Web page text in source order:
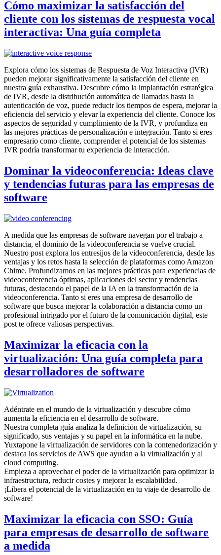
Cómo maximizar la satisfacción del
cliente con los sistemas de respuesta vocal
interactiva: Una guía completa
Explora cómo los sistemas de Respuesta de Voz Interactiva (IVR)
pueden mejorar significativamente la satisfacción del cliente en
nuestra guía exhaustiva. Descubre cómo la implantación estratégica
de IVR, desde la distribución automática de llamadas hasta la
autenticación de voz, puede reducir los tiempos de espera, mejorar la
eficiencia del servicio y elevar la experiencia del cliente. Conoce los
aspectos de seguridad y cumplimiento de la IVR, y profundiza en
las mejores prácticas de personalización e integración. Tanto si eres
empresario como cliente, comprender el potencial de los sistemas
IVR podría transformar tu experiencia de interacción.
Dominar la videoconferencia: Ideas clave
y tendencias futuras para las empresas de
software
A medida que las empresas de software navegan por el trabajo a
distancia, el dominio de la videoconferencia se vuelve crucial.
Nuestro post explora los entresijos de la videoconferencia, desde las
ventajas y los retos hasta la selección de plataformas como Amazon
Chime. Profundizamos en las mejores prácticas para experiencias de
videoconferencia óptimas, aplicaciones del sector y tendencias
futuras, destacando el papel de la IA en la transformación de la
videoconferencia. Tanto si eres una empresa de desarrollo de
software que busca mejorar la colaboración a distancia como un
profesional intrigado por el futuro de la comunicación digital, este
post te ofrece valiosas perspectivas.
Maximizar la eficacia con la
virtualización: Una guía completa para
desarrolladores de software
Adéntrate en el mundo de la virtualización y descubre cómo
aumenta la eficiencia en el desarrollo de software.
Nuestra completa guía analiza la definición de virtualización, su
significado, sus ventajas y su papel en la informática en la nube.
Yuxtapone la virtualización de servidores con la contenedorización y
destaca los servicios de AWS que ayudan a la virtualización y al
cloud computing.
Empieza a aprovechar el poder de la virtualización para optimizar la
infraestructura, reducir costes y mejorar la escalabilidad.
¡Libera el potencial de la virtualización en tu viaje de desarrollo de
software!
Maximizar la eficacia con SSO: Guía
para empresas de desarrollo de software
a medida